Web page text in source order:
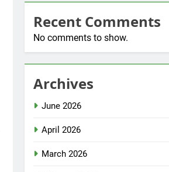
Recent Comments
No comments to show.
Archives
June 2026
April 2026
March 2026